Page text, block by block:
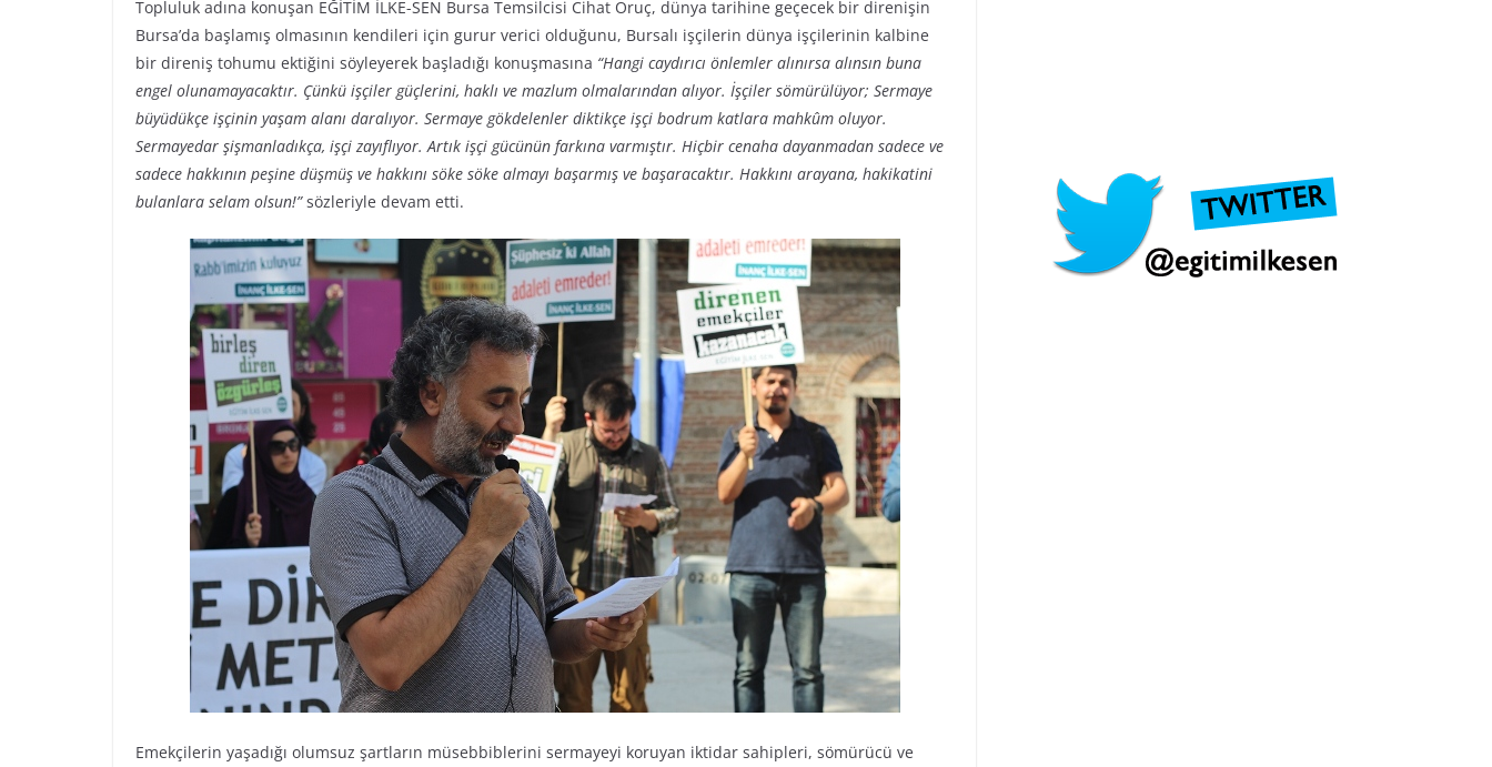
Topluluk adına konuşan EĞİTİM İLKE-SEN Bursa Temsilcisi Cihat Oruç, dünya tarihine geçecek bir direnişin
Bursa’da başlamış olmasının kendileri için gurur verici olduğunu, Bursalı işçilerin dünya işçilerinin kalbine
bir direniş tohumu ektiğini söyleyerek başladığı konuşmasına “Hangi caydırıcı önlemler alınırsa alınsın buna
engel olunamayacaktır. Çünkü işçiler güçlerini, haklı ve mazlum olmalarından alıyor. İşçiler sömürülüyor; Sermaye
büyüdükçe işçinin yaşam alanı daralıyor. Sermaye gökdelenler diktikçe işçi bodrum katlara mahkûm oluyor.
Sermayedar şişmanladıkça, işçi zayıflıyor. Artık işçi gücünün farkına varmıştır. Hiçbir cenaha dayanmadan sadece ve
sadece hakkının peşine düşmüş ve hakkını söke söke almayı başarmış ve başaracaktır. Hakkını arayana, hakikatini
bulanlara selam olsun!”sözleriyle devam etti.
Emekçilerin yaşadığı olumsuz şartların müsebbiblerini sermayeyi koruyan iktidar sahipleri, sömürücü ve